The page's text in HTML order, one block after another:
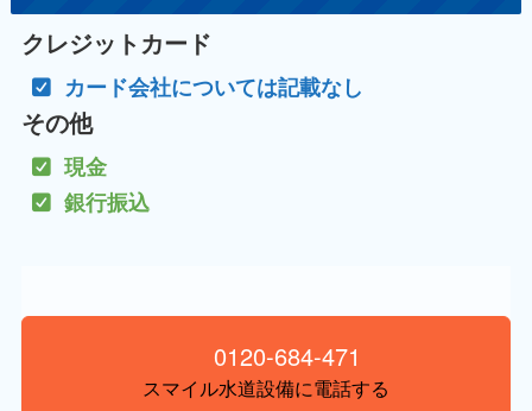
クレジットカード
カード会社については記載なし
その他
現金
銀行振込
0120-684-471
スマイル水道設備に電話する